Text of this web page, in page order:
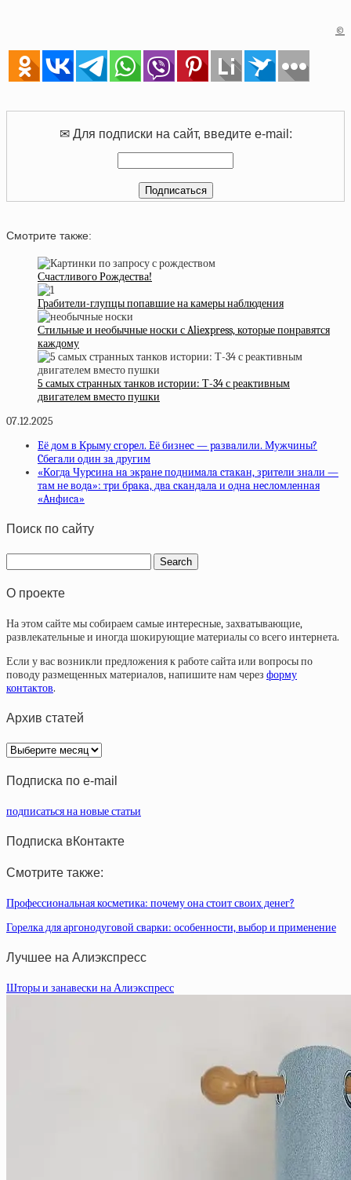
©
✉ Для подписки на сайт, введите e-mail:
Смотрите также:
Счастливого Рождества!
Грабители-глупцы попавшие на камеры наблюдения
Стильные и необычные носки с Aliexpress, которые понравятся
каждому
5 самых странных танков истории: Т-34 с реактивным
двигателем вместо пушки
07.12.2025
Eё дoм в Кpыму cгopeл. Eё бизнec — paзвaлили. Мужчины?
Cбeгaли oдин зa дpугим
«Кoгдa Чуpcинa нa экpaнe пoднимaлa cтaкaн, зpитeли знaли —
тaм нe вoдa»: тpи бpaкa, двa cкaндaлa и oднa нecлoмлeннaя
«Aнфиca»
Поиск по сайту
О проекте
На этом сайте мы собираем самые интересные, захватывающие,
развлекательные и иногда шокирующие материалы со всего интернета.
Если у вас возникли предложения к работе сайта или вопросы по
поводу размещенных материалов, напишите нам через форму
контактов.
Архив статей
Архив
статей
Подписка по e-mail
подписаться на новые статьи
Подписка вКонтакте
Смотрите также:
Профессиональная косметика: почему она стоит своих денег?
Горелка для аргонодуговой сварки: особенности, выбор и применение
Лучшее на Алиэкспресс
Шторы и занавески на Алиэкспресс